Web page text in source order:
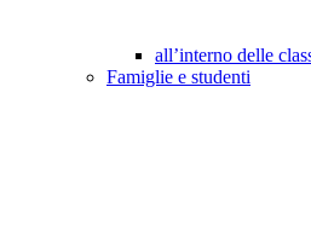
all’interno delle
Famiglie e studenti